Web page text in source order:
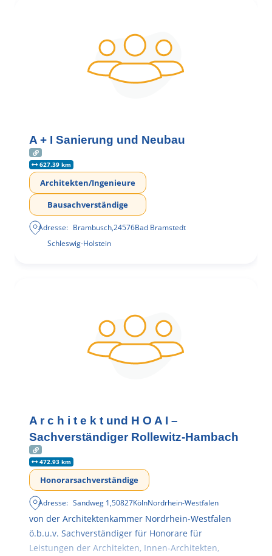
A + I Sanierung und Neubau
627.39 km
Architekten/Ingenieure
Bausachverständige
Adresse: Brambusch,24576Bad Bramstedt
Schleswig-Holstein
A r c h i t e k t und H O A I –
Sachverständiger Rollewitz-Hambach
472.93 km
Honorarsachverständige
Adresse: Sandweg 1,50827KölnNordrhein-Westfalen
von der Architektenkammer Nordrhein-Westfalen
ö.b.u.v. Sachverständiger für Honorare für
Leistungen der Architekten, Innen-Architekten,